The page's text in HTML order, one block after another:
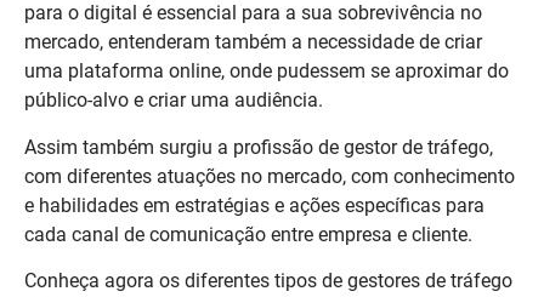
para o digital é essencial para a sua sobrevivência no
mercado, entenderam também a necessidade de criar
uma plataforma online, onde pudessem se aproximar do
público-alvo e criar uma audiência.
Assim também surgiu a profissão de gestor de tráfego,
com diferentes atuações no mercado, com conhecimento
e habilidades em estratégias e ações específicas para
cada canal de comunicação entre empresa e cliente.
Conheça agora os diferentes tipos de gestores de tráfego